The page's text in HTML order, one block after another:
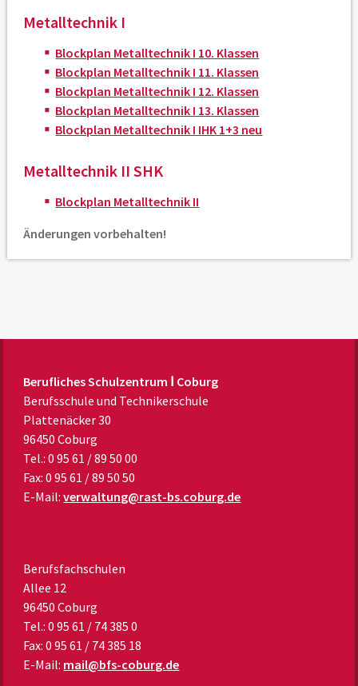
Metalltechnik I
Blockplan Metalltechnik I 10. Klassen
Blockplan Metalltechnik I 11. Klassen
Blockplan Metalltechnik I 12. Klassen
Blockplan Metalltechnik I 13. Klassen
Blockplan Metalltechnik I IHK 1+3 neu
Metalltechnik II SHK
Blockplan Metalltechnik II
Änderungen vorbehalten!
Berufliches Schulzentrum Ⅰ Coburg
Berufsschule und Technikerschule
Plattenäcker 30
96450 Coburg
Tel.: 0 95 61 / 89 50 00
Fax: 0 95 61 / 89 50 50
E-Mail:verwaltung@rast-bs.coburg.de
Berufsfachschulen
Allee 12
96450 Coburg
Tel.: 0 95 61 / 74 385 0
Fax: 0 95 61 / 74 385 18
E-Mail: mail@bfs-coburg.de